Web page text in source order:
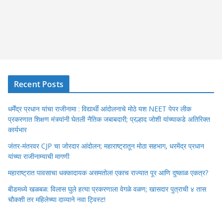
Recent Posts
धर्मेंद्र प्रधान यांचा राजीनामा : विद्यार्थी आंदोलनाचे मोठे यश NEET पेपर लीक
प्रकरणात शिक्षण मंत्र्यांनी घेतली नैतिक जबाबदारी; प्रल्हाद जोशी यांच्याकडे अतिरिक्त
कार्यभार
जंतर-मंतरवर CJP चा जोरदार आंदोलन; महाराष्ट्रातून मोठा सहभाग, धरमेंद्र प्रधान
यांच्या राजीनाम्याची मागणी
महाराष्ट्रात पावसाचा धक्कादायक असमतोल! एकाच राज्यात पूर आणि दुष्काळ एकत्र?
बीडमध्ये खळबळ: विलास घुले हत्या प्रकरणाला वेगळे वळण; खासदार पुत्राची ४ तास
चौकशी तर महिलेच्या दाव्याने नवा ट्विस्ट!